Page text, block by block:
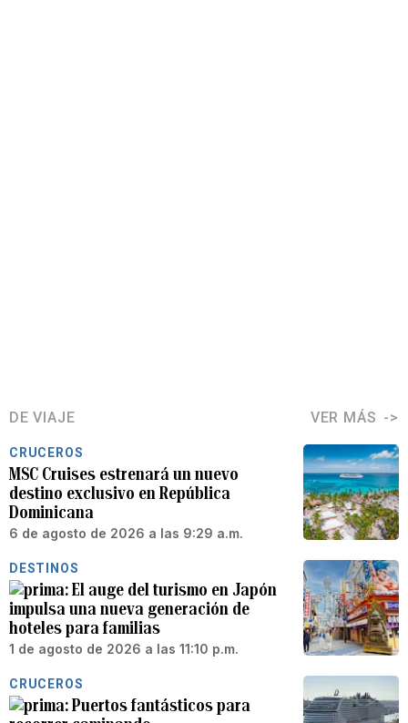
DE VIAJE VER MÁS
CRUCEROS
MSC Cruises estrenará un nuevo
destino exclusivo en República
Dominicana
6 de agosto de 2026 a las 9:29 a.m.
DESTINOS
El auge del turismo en Japón
impulsa una nueva generación de
hoteles para familias
1 de agosto de 2026 a las 11:10 p.m.
CRUCEROS
Puertos fantásticos para